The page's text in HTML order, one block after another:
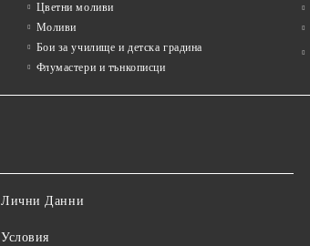
Цветни моливи
Моливи
Бои за училище и детска градина
Флумастери и тънкописци
Лични Данни
Условия